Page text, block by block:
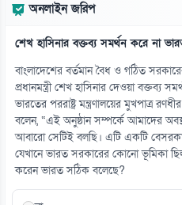
অনলাইন জরিপ
শেখ হাসিনার বক্তব্য সমর্থন করে না
বাংলাদেশের বর্তমান বৈধ ও গঠিত
প্রধানমন্ত্রী শেখ হাসিনার দেওয়া বক্তব্য
ভারতের পররাষ্ট্র মন্ত্রণালয়ের মুখপাত্র
বলেন, “এই অনুষ্ঠান সম্পর্কে আমাদের
আবারো সেটিই বলছি। এটি একটি
যেখানে ভারত সরকারের কোনো ভূমিকা
করেন ভারত সঠিক বলেছে?